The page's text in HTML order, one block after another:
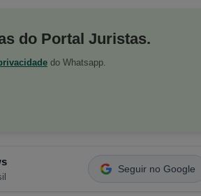
do Portal Juristas.
do Whatsapp.
Seguir no Google